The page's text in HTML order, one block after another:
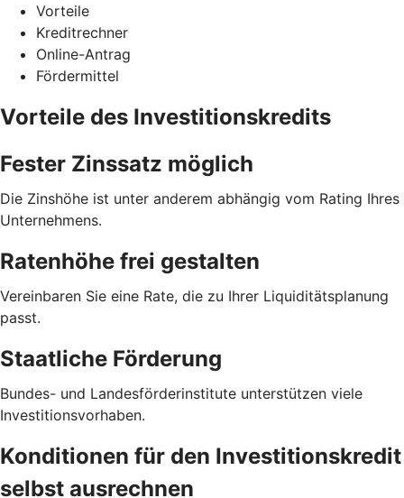
Vorteile
Kreditrechner
Online-Antrag
Fördermittel
Vorteile des Investitionskredits
Fester Zinssatz möglich
Die Zinshöhe ist unter anderem abhängig vom Rating Ihres
Unternehmens.
Ratenhöhe frei gestalten
Vereinbaren Sie eine Rate, die zu Ihrer Liquiditätsplanung
passt.
Staatliche Förderung
Bundes- und Landesförderinstitute unterstützen viele
Investitionsvorhaben.
Konditionen für den Investitionskredit
selbst ausrechnen